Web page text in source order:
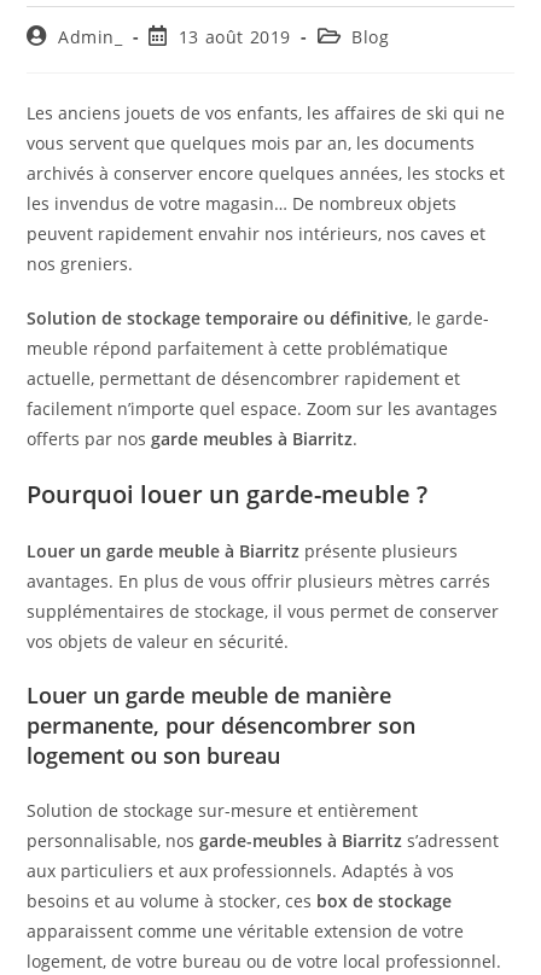
Admin_ 13 août 2019 Blog
Les anciens jouets de vos enfants, les affaires de ski qui ne
vous servent que quelques mois par an, les documents
archivés à conserver encore quelques années, les stocks et
les invendus de votre magasin… De nombreux objets
peuvent rapidement envahir nos intérieurs, nos caves et
nos greniers.
Solution de stockage temporaire ou définitive, le garde-
meuble répond parfaitement à cette problématique
actuelle, permettant de désencombrer rapidement et
facilement n’importe quel espace. Zoom sur les avantages
offerts par nosgarde meubles à Biarritz.
Pourquoi louer un garde-meuble ?
Louer un garde meuble à Biarritz présente plusieurs
avantages. En plus de vous offrir plusieurs mètres carrés
supplémentaires de stockage, il vous permet de conserver
vos objets de valeur en sécurité.
Louer un garde meuble de manière
permanente, pour désencombrer son
logement ou son bureau
Solution de stockage sur-mesure et entièrement
personnalisable, nosgarde-meubles à Biarritz s’adressent
aux particuliers et aux professionnels. Adaptés à vos
besoins et au volume à stocker, ces box de stockage
apparaissent comme une véritable extension de votre
logement, de votre bureau ou de votre local professionnel.